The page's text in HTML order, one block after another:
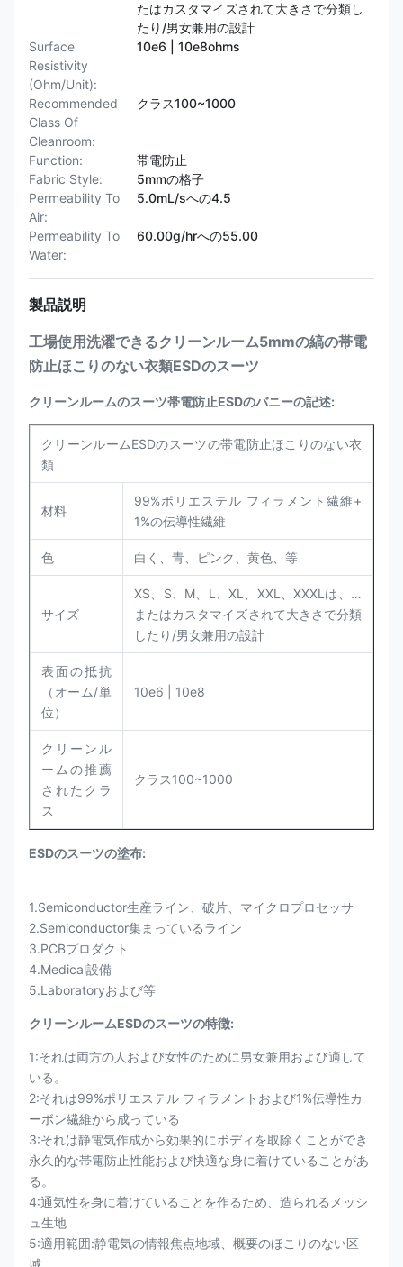
たはカスタマイズされて大きさで分類し
たり/男女兼用の設計
Surface
Resistivity
(Ohm/Unit):
10e6 | 10e8ohms
Recommended
Class Of
Cleanroom:
クラス100~1000
Function:
帯電防止
Fabric Style:
5mmの格子
Permeability To
Air:
5.0mL/sへの4.5
Permeability To
Water:
60.00g/hrへの55.00
製品説明
工場使用洗濯できるクリーンルーム5mmの縞の帯電
防止ほこりのない衣類ESDのスーツ
クリーンルームのスーツ帯電防止ESDのバニーの記述:
クリーンルームESDのスーツの帯電防止ほこりのない衣
類
材料
99%ポリエステル フィラメント繊維+
1%の伝導性繊維
色 白く、青、ピンク、黄色、等
サイズ
XS、S、M、L、XL、XXL、XXXLは、…
またはカスタマイズされて大きさで分類
したり/男女兼用の設計
表面の抵抗
（オーム/単
位）
10e6 | 10e8
クリーンル
ームの推薦
されたクラ
ス
クラス100~1000
ESDのスーツの塗布:
1.Semiconductor生産ライン、破片、マイクロプロセッサ
2.Semiconductor集まっているライン
3.PCBプロダクト
4.Medical設備
5.Laboratoryおよび等
クリーンルームESDのスーツの特徴:
1:それは両方の人および女性のために男女兼用および適して
いる。
2:それは99%ポリエステル フィラメントおよび1%伝導性カ
ーボン繊維から成っている
3:それは静電気作成から効果的にボディを取除くことができ
永久的な帯電防止性能および快適な身に着けていることがあ
る。
4:通気性を身に着けていることを作るため、造られるメッシ
ュ生地
5:適用範囲:静電気の情報焦点地域、概要のほこりのない区
域。